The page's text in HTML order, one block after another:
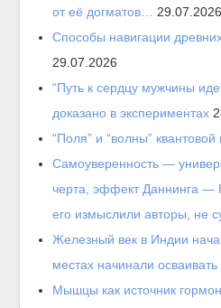
от её догматов… 29.07.2026
Способы навигации
29.07.2026
“Путь к сердцу мужчины
доказано в экспериментах
“Поля” и “волны”
Самоуверенность —
черта, эффект Даннинга —
его измыслили авторы, не
Железный век в Индии
местах начинали
Мышцы как источник